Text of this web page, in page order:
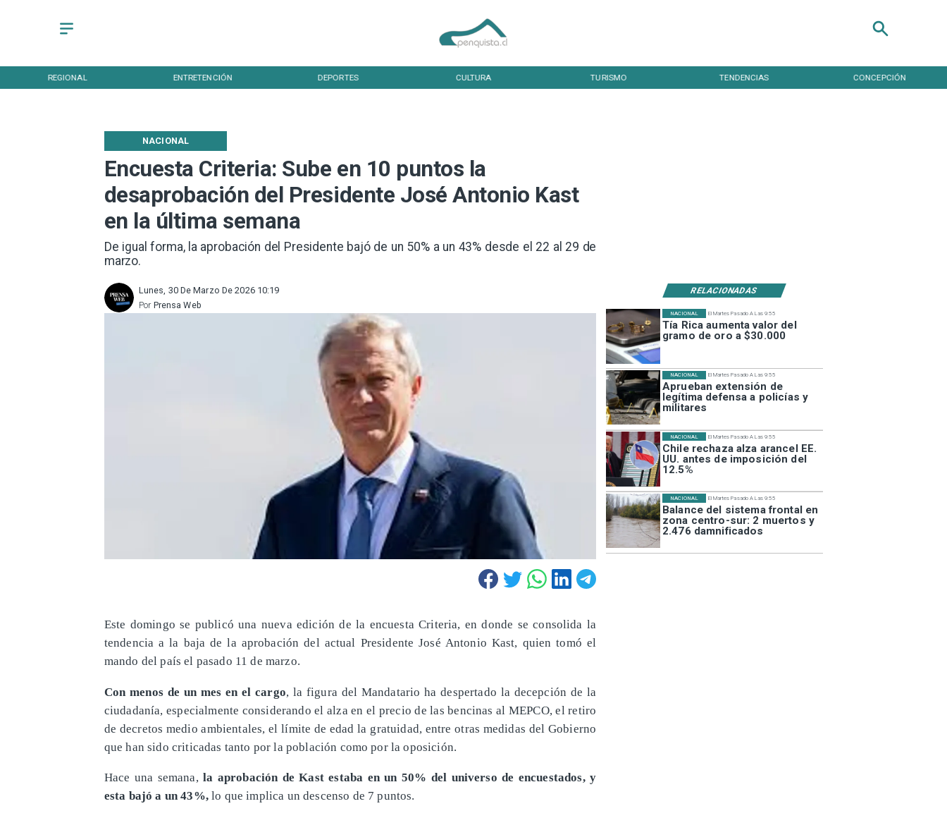
REGIONAL ENTRETENCIÓN DEPORTES CULTURA TURISMO TENDENCIAS CONCEPCIÓN
Encuesta Criteria: Sube en 10 puntos la
desaprobación del Presidente José Antonio Kast
en la última semana
De igual forma, la aprobación del Presidente bajó de un 50% a un 43% desde el 22 al 29 de
marzo.
NACIONAL
RELACIONADAS
Lunes, 30 De Marzo De 2026 10:19
Prensa Web
Por
El Martes Pasado A Las 9:55
Tía Rica aumenta valor del
gramo de oro a $30.000
NACIONAL
El Martes Pasado A Las 9:55
Aprueban extensión de
legítima defensa a policías y
militares
NACIONAL
El Martes Pasado A Las 9:55
Chile rechaza alza arancel EE.
UU. antes de imposición del
12.5%
NACIONAL
El Martes Pasado A Las 9:55
Balance del sistema frontal en
zona centro-sur: 2 muertos y
2.476 damnificados
NACIONAL
​Este domingo se publicó una nueva edición de la encuesta Criteria, en donde se consolida la
tendencia a la baja de la aprobación del actual Presidente José Antonio Kast, quien tomó el
mando del país el pasado 11 de marzo.
Con menos de un mes en el cargo, la figura del Mandatario ha despertado la decepción de la
ciudadanía, especialmente considerando el alza en el precio de las bencinas al MEPCO, el retiro
de decretos medio ambientales, el límite de edad la gratuidad, entre otras medidas del Gobierno
que han sido criticadas tanto por la población como por la oposición.
Hace una semana,la aprobación de Kast estaba en un 50% del universo de encuestados, y
esta bajó a un 43%,lo que implica un descenso de 7 puntos.